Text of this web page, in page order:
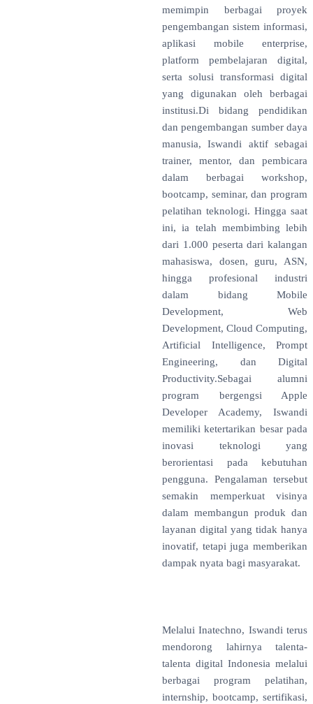
memimpin berbagai proyek
pengembangan sistem informasi,
aplikasi mobile enterprise,
platform pembelajaran digital,
serta solusi transformasi digital
yang digunakan oleh berbagai
institusi.Di bidang pendidikan
dan pengembangan sumber daya
manusia, Iswandi aktif sebagai
trainer, mentor, dan pembicara
dalam berbagai workshop,
bootcamp, seminar, dan program
pelatihan teknologi. Hingga saat
ini, ia telah membimbing lebih
dari 1.000 peserta dari kalangan
mahasiswa, dosen, guru, ASN,
hingga profesional industri
dalam bidang Mobile
Development, Web
Development, Cloud Computing,
Artificial Intelligence, Prompt
Engineering, dan Digital
Productivity.Sebagai alumni
program bergengsi Apple
Developer Academy, Iswandi
memiliki ketertarikan besar pada
inovasi teknologi yang
berorientasi pada kebutuhan
pengguna. Pengalaman tersebut
semakin memperkuat visinya
dalam membangun produk dan
layanan digital yang tidak hanya
inovatif, tetapi juga memberikan
dampak nyata bagi masyarakat.
Melalui Inatechno, Iswandi terus
mendorong lahirnya talenta-
talenta digital Indonesia melalui
berbagai program pelatihan,
internship, bootcamp, sertifikasi,